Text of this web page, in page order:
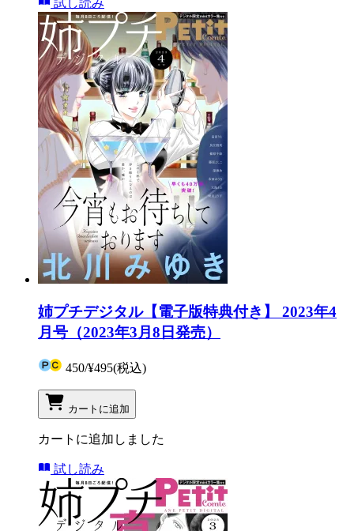
試し読み
姉プチデジタル【電子版特典付き】 2023年4
月号（2023年3月8日発売）
450/¥495(税込)
カートに追加
カートに追加しました
試し読み